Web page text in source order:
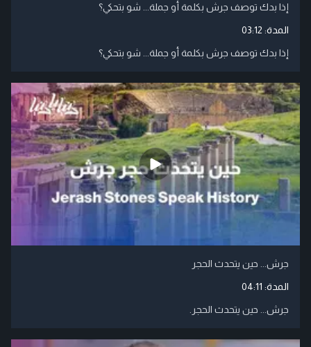
إذا بدك توصف جرش بكلمة أو جملة... شو بتحكي؟
المدة: 03:12
إذا بدك توصف جرش بكلمة أو جملة... شو بتحكي؟
جرش... حين يتحدث الحجر
المدة: 04:11
جرش... حين يتحدث الحجر.